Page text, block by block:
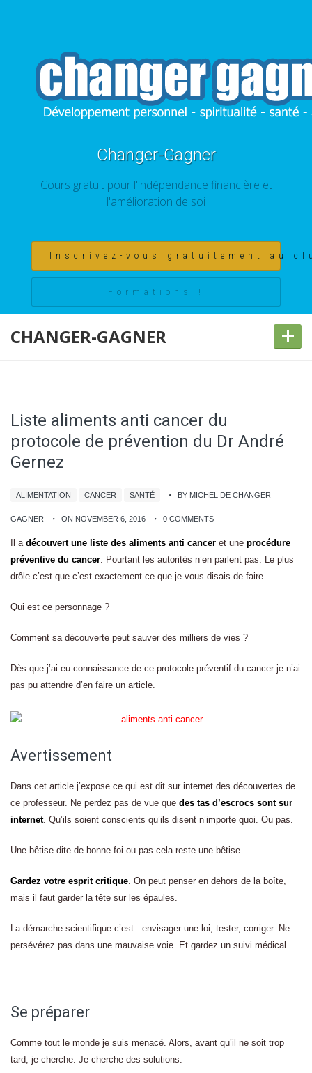
Changer-Gagner
Cours gratuit pour l'indépendance financière et
l'amélioration de soi
Inscrivez-vous gratuitement au
Formations !
CHANGER-GAGNER +
Liste aliments anti cancer du
protocole de prévention du Dr André
Gernez
ALIMENTATION CANCER SANTÉ BY MICHEL DE CHANGER
GAGNER ON NOVEMBER 6, 2016 0 COMMENTS
Il a découvert une liste des aliments anti cancer et une procédure
préventive du cancer. Pourtant les autorités n’en parlent pas. Le plus
drôle c’est que c’est exactement ce que je vous disais de faire…
Qui est ce personnage ?
Comment sa découverte peut sauver des milliers de vies ?
Dès que j’ai eu connaissance de ce protocole préventif du cancer je n’ai
pas pu attendre d’en faire un article.
Avertissement
Dans cet article j’expose ce qui est dit sur internet des découvertes de
ce professeur. Ne perdez pas de vue que des tas d’escrocs sont sur
internet. Qu’ils soient conscients qu’ils disent n’importe quoi. Ou pas.
Une bêtise dite de bonne foi ou pas cela reste une bêtise.
Gardez votre esprit critique. On peut penser en dehors de la boîte,
mais il faut garder la tête sur les épaules.
La démarche scientifique c’est : envisager une loi, tester, corriger. Ne
persévérez pas dans une mauvaise voie. Et gardez un suivi médical.
Se préparer
Comme tout le monde je suis menacé. Alors, avant qu’il ne soit trop
tard, je cherche. Je cherche des solutions.